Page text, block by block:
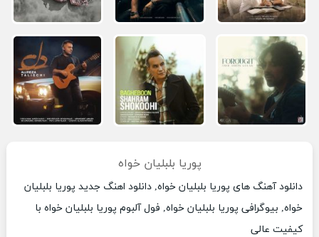
پوریا بلبلیان خواه
دانلود آهنگ های پوریا بلبلیان خواه, دانلود اهنگ جدید پوریا بلبلیان
خواه, بیوگرافی پوریا بلبلیان خواه, فول آلبوم پوریا بلبلیان خواه با
کیفیت عالی